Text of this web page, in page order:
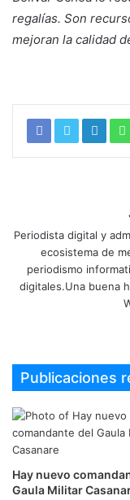
regalías. Son
mejoran la calidad
Periodista digital y
ecosistema de
periodismo
digitales.Una buena
Publicaciones
Hay nuevo
Gaula Militar